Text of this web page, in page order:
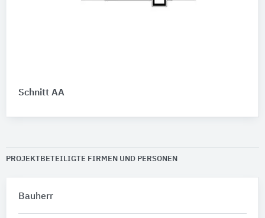
Schnitt AA
PROJEKTBETEILIGTE FIRMEN UND PERSONEN
Bauherr